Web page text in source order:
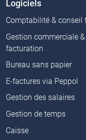
Logiciels
Comptabilité & conseil
Gestion commerciale &
facturation
Bureau sans papier
E-factures via Peppol
Gestion des salaires
Gestion de temps
Caisse